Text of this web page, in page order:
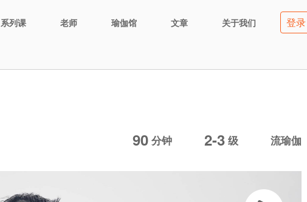
系列课 老师 瑜伽馆 文章 关于我们 登录
90 分钟 2-3 级 流瑜伽